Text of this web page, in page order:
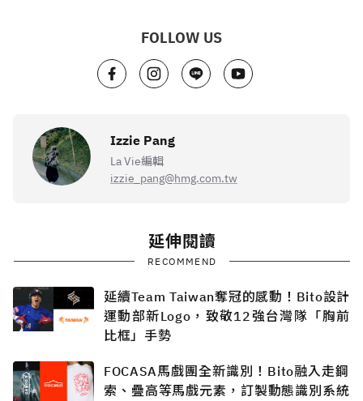
FOLLOW US
Izzie Pang
La Vie編輯
izzie_pang@hmg.com.tw
延伸閱讀
RECOMMEND
延續Team Taiwan奪冠的感動！Bito設計
運動部新Logo，致敬12強台灣隊「胸前
比框」手勢
FOCASA馬戲團全新識別！Bito融入走鋼
索、疊高等馬戲元素，訂製動態識別系統